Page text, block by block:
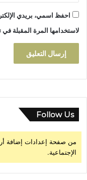
ي
ن
احفظ اسمي، بريدي
لاستخدامها المرة المقبلة في
Follow Us
من صفحة إعدادات إضافة
الإجتماعية.